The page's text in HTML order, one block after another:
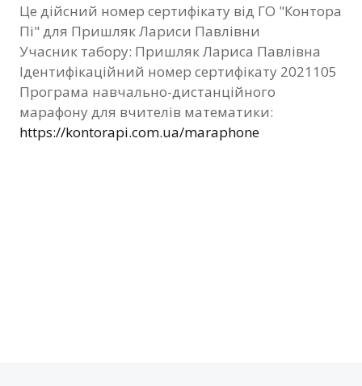
Фотозвіт
Видані сертифікати
Контакти
Це дійсний номер сертифікату від ГО "Контора
Пі" для Пришляк Лариси Павлівни
Учасник табору: Пришляк Лариса Павлівна
Ідентифікаційний номер сертифікату 2021105
Програма навчально-дистанційного
марафону для вчителів математики:
https://kontorapi.com.ua/maraphone